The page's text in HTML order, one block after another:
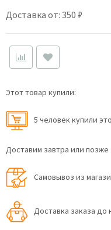
Доставка от: 350 ₽
Этот товар купили:
5 человек купили
Доставим завтра или позже
Самовывоз из
Доставка заказа до